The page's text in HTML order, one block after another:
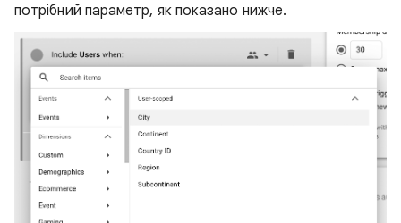
потрібний параметр, як показано нижче.